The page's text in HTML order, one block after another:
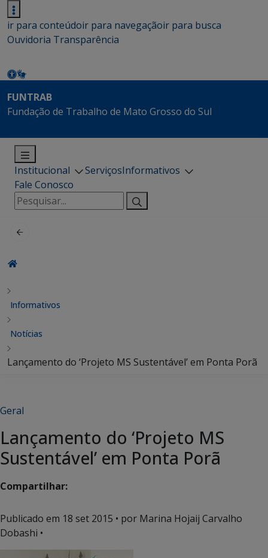
ir para conteúdoir para navegaçãoir para busca
Ouvidoria Transparência
FUNTRAB
Fundação de Trabalho de Mato Grosso do Sul
Institucional ServiçosInformativos
Fale Conosco
Pesquisar
por:
Informativos
Notícias
Lançamento do ‘Projeto MS Sustentável’ em Ponta Porã
Geral
Lançamento do ‘Projeto MS
Sustentável’ em Ponta Porã
Compartilhar:
Publicado em 18 set 2015 • por Marina Hojaij Carvalho
Dobashi •